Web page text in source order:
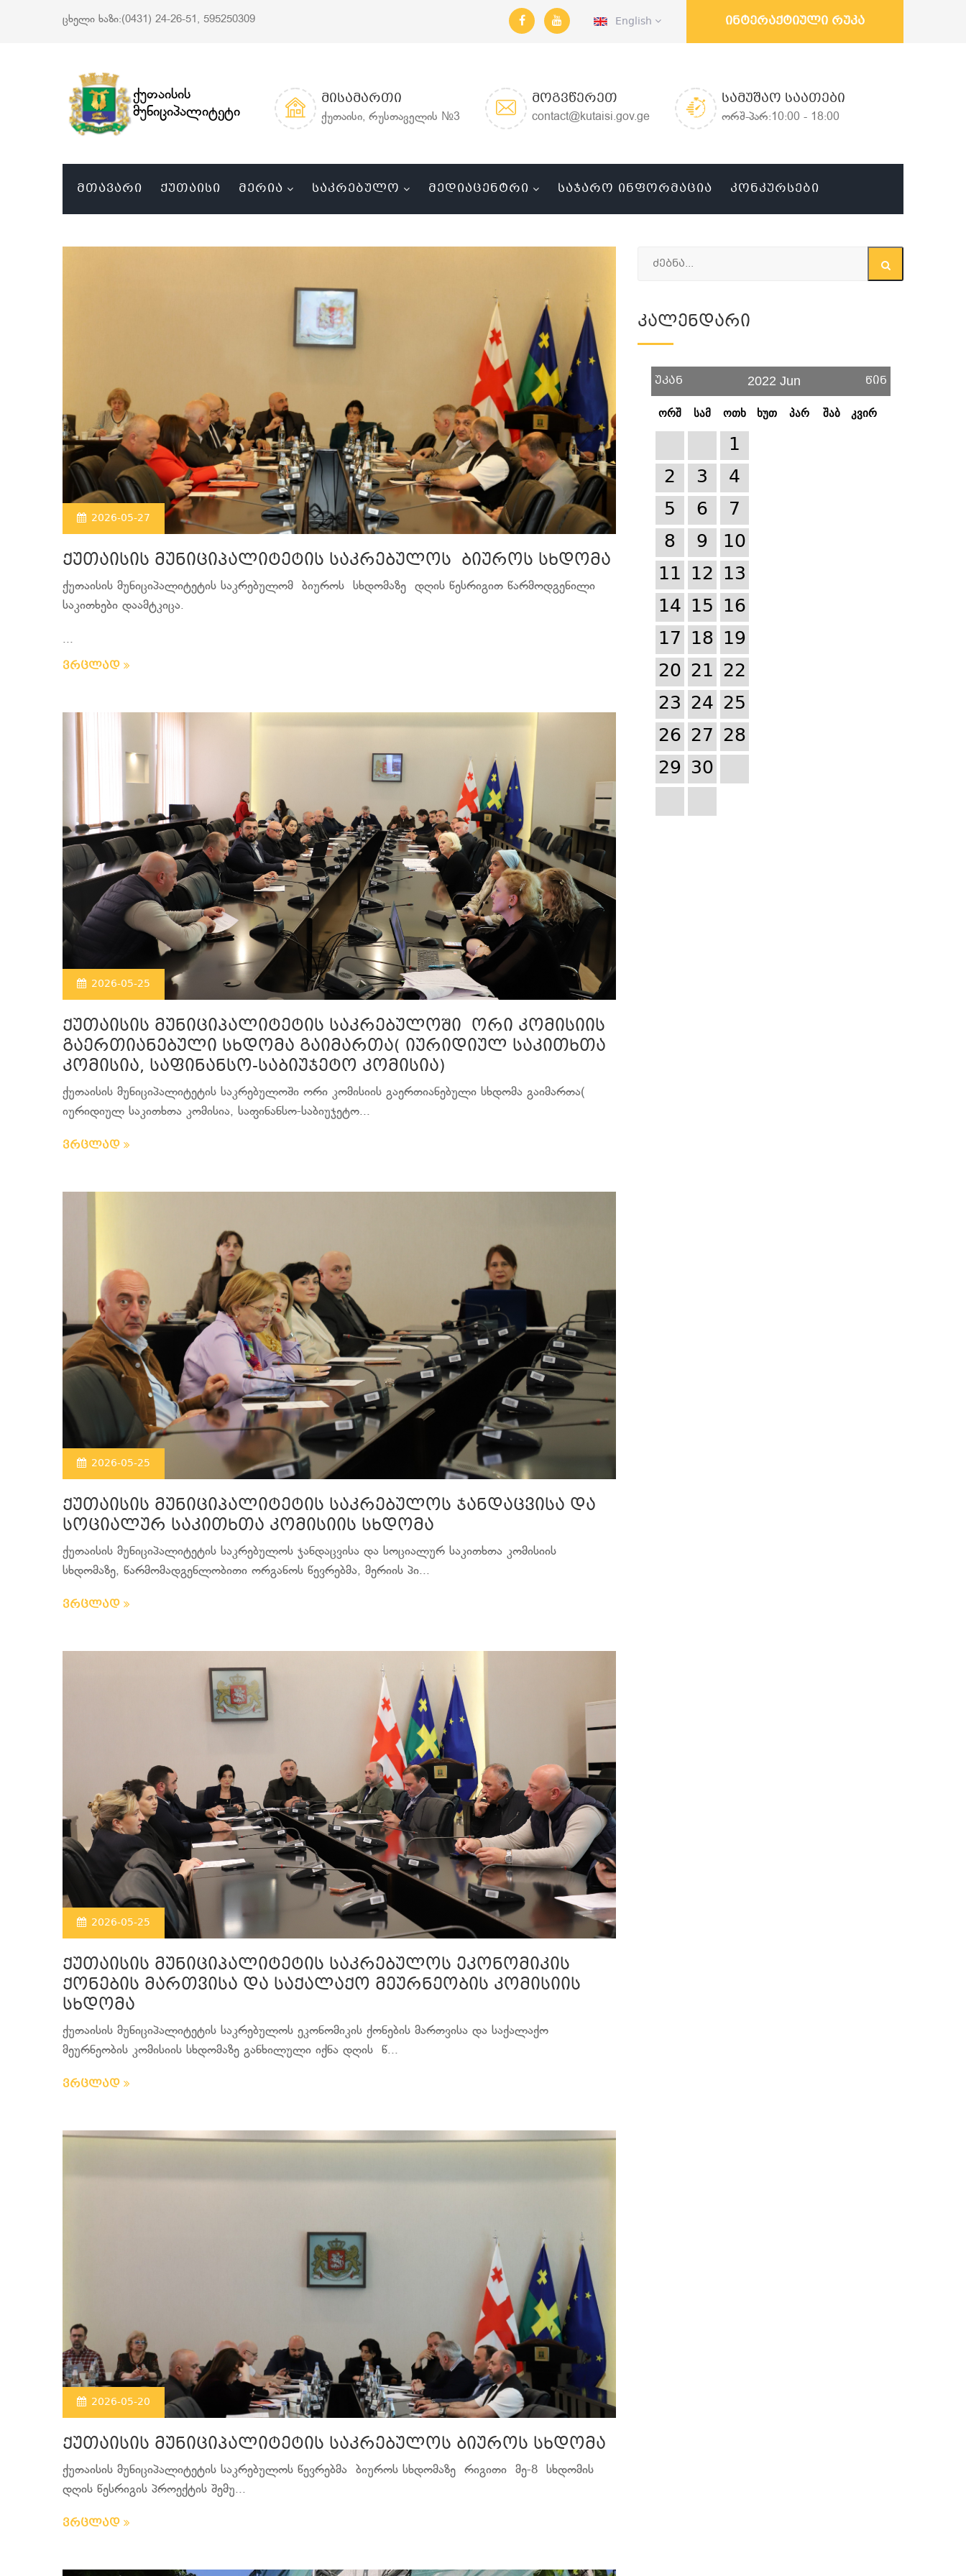
ცხელი ხაზი:(0431) 24-26-51, 595250309 English ინტერაქტიული რუკა
ქუთაისის
მუნიციპალიტეტი
ᲛᲘᲡᲐᲛᲐᲠᲗᲘ
ქუთაისი, რუსთაველის №3
ᲛᲝᲒᲕᲬᲔᲠᲔᲗ
contact@kutaisi.gov.ge
ᲡᲐᲛᲣᲨᲐᲝ ᲡᲐᲐᲗᲔᲑᲘ
ორშ-პარ:10:00 - 18:00
ᲛᲗᲐᲕᲐᲠᲘ ᲥᲣᲗᲐᲘᲡᲘ ᲛᲔᲠᲘᲐ ᲡᲐᲙᲠᲔᲑᲣᲚᲝ ᲛᲔᲓᲘᲐᲪᲔᲜᲢᲠᲘ ᲡᲐᲯᲐᲠᲝ ᲘᲜᲤᲝᲠᲛᲐᲪᲘᲐ ᲙᲝᲜᲙᲣᲠᲡᲔᲑᲘ
2026-05-27
ქუთაისის მუნიციპალიტეტის საკრებულოს ბიუროს სხდომა
ქუთაისის მუნიციპალიტეტის საკრებულომ ბიუროს სხდომაზე დღის წესრიგით წარმოდგენილი
საკითხები დაამტკიცა.
...
ვრცლად
2026-05-25
ქუთაისის მუნიციპალიტეტის საკრებულოში ორი კომისიის
გაერთიანებული სხდომა გაიმართა( იურიდიულ საკითხთა
კომისია, საფინანსო-საბიუჯეტო კომისია)
ქუთაისის მუნიციპალიტეტის საკრებულოში ორი კომისიის გაერთიანებული სხდომა გაიმართა(
იურიდიულ საკითხთა კომისია, საფინანსო-საბიუჯეტო...
ვრცლად
2026-05-25
ქუთაისის მუნიციპალიტეტის საკრებულოს ჯანდაცვისა და
სოციალურ საკითხთა კომისიის სხდომა
ქუთაისის მუნიციპალიტეტის საკრებულოს ჯანდაცვისა და სოციალურ საკითხთა კომისიის
სხდომაზე, წარმომადგენლობითი ორგანოს წევრებმა, მერიის პი...
ვრცლად
2026-05-25
ქუთაისის მუნიციპალიტეტის საკრებულოს ეკონომიკის
ქონების მართვისა და საქალაქო მეურნეობის კომისიის
სხდომა
ქუთაისის მუნიციპალიტეტის საკრებულოს ეკონომიკის ქონების მართვისა და საქალაქო
მეურნეობის კომისიის სხდომაზე განხილული იქნა დღის წ...
ვრცლად
2026-05-20
ქუთაისის მუნიციპალიტეტის საკრებულოს ბიუროს სხდომა
ქუთაისის მუნიციპალიტეტის საკრებულოს წევრებმა ბიუროს სხდომაზე რიგითი მე-8 სხდომის
დღის წესრიგის პროექტის შემუ...
ვრცლად
Კალენდარი
უკან 2022 Jun წინ
ორშ სამ ოთხ ხუთ პარ შაბ კვირ
1
2
3
4
5
6
7
8
9
10
11 12 13
14 15 16
17 18 19
20 21 22
23 24 25
26 27 28
29 30